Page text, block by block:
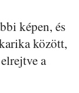
képen, és
között,
a